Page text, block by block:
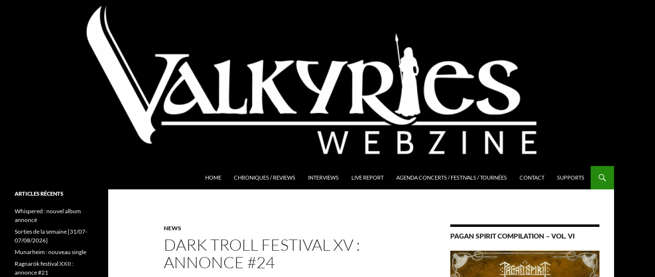
HOME CHRONIQUES / REVIEWS INTERVIEWS LIVE REPORT AGENDA CONCERTS / FESTIVALS / TOURNÉES CONTACT SUPPORTS
NEWS
DARK TROLL FESTIVAL XV :
ANNONCE #24
PAGAN SPIRIT COMPILATION – VOL. VI
Folk Pagan Webzine
ARTICLES RÉCENTS
Whispered : nouvel album
annoncé
Sorties de la semaine [31/07-
07/08/2026]
Munarheim : nouveau single
Ragnarök festival XXII :
annonce #21